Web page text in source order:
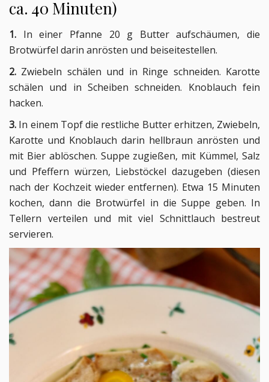
ca. 40 Minuten)
1. In einer Pfanne 20 g Butter aufschäumen, die
Brotwürfel darin anrösten und beiseitestellen.
2. Zwiebeln schälen und in Ringe schneiden. Karotte
schälen und in Scheiben schneiden. Knoblauch fein
hacken.
3. In einem Topf die restliche Butter erhitzen, Zwiebeln,
Karotte und Knoblauch darin hellbraun anrösten und
mit Bier ablöschen. Suppe zugießen, mit Kümmel, Salz
und Pfeffern würzen, Liebstöckel dazugeben (diesen
nach der Kochzeit wieder entfernen). Etwa 15 Minuten
kochen, dann die Brotwürfel in die Suppe geben. In
Tellern verteilen und mit viel Schnittlauch bestreut
servieren.